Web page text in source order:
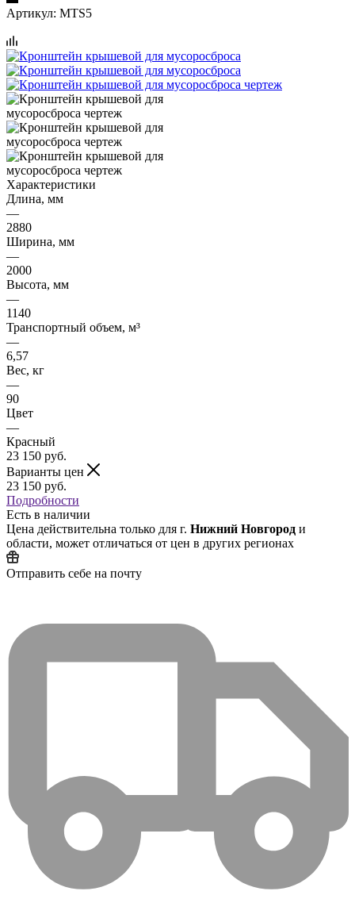
Артикул: MTS5
Характеристики
Длина, мм
—
2880
Ширина, мм
—
2000
Высота, мм
—
1140
Транспортный объем, м³
—
6,57
Вес, кг
—
90
Цвет
—
Красный
23 150 руб.
Варианты цен
23 150 руб.
Подробности
Есть в наличии
Цена действительна только для г. Нижний Новгород и
области, может отличаться от цен в других регионах
Отправить себе на почту